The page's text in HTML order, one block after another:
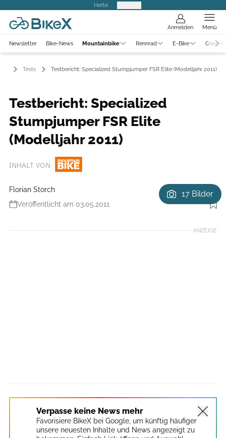
Hefte
Anmelden Menü
Newsletter Bike-News Mountainbike Rennrad E-Bike
Tests Testbericht: Specialized Stumpjumper FSR Elite (Modelljahr 2011)
Testbericht: Specialized
Stumpjumper FSR Elite
(Modelljahr 2011)
INHALT VON
Florian Storch
Veröffentlicht am 03.05.2011
Foto: Benjamin Hahn
17 Bilder
ANZEIGE
Verpasse keine News mehr
Favorisiere BikeX bei Google, um künftig häufiger
unsere neuesten Inhalte und News angezeigt zu